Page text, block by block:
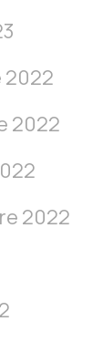
2022
2022
2022